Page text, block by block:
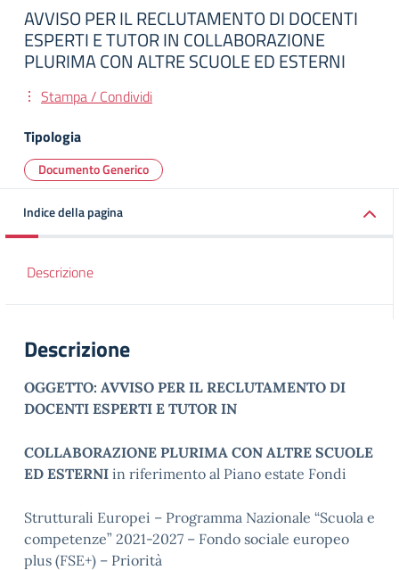
AVVISO PER IL RECLUTAMENTO DI DOCENTI
ESPERTI E TUTOR IN COLLABORAZIONE
PLURIMA CON ALTRE SCUOLE ED ESTERNI
Stampa / Condividi
Tipologia
Documento Generico
Indice della pagina
Descrizione
Descrizione
OGGETTO: AVVISO PER IL RECLUTAMENTO DI
DOCENTI ESPERTI E TUTOR IN
COLLABORAZIONE PLURIMA CON ALTRE SCUOLE
ED ESTERNI in riferimento al Piano estate Fondi
Strutturali Europei – Programma Nazionale “Scuola e
competenze” 2021-2027 – Fondo sociale europeo
plus (FSE+) – Priorità